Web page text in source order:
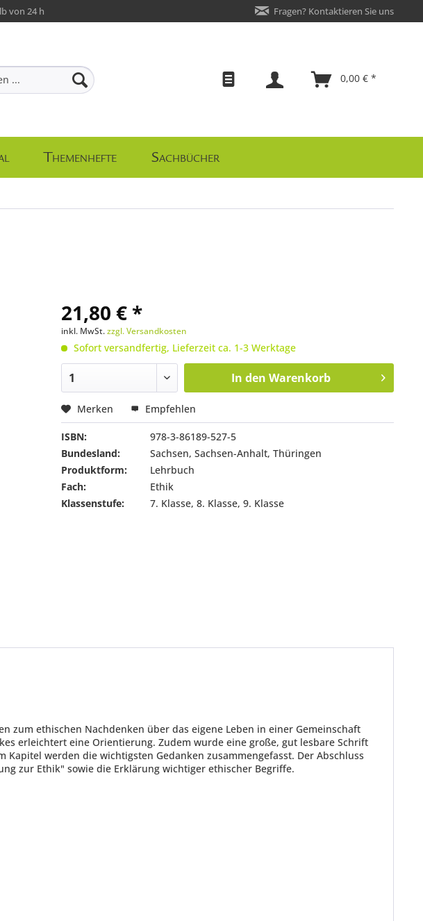
von 24 h Fragen? Kontaktieren Sie uns
0,00 € *
Themenhefte Sachbücher
21,80 € *
inkl. MwSt.zzgl. Versandkosten
Sofort versandfertig, Lieferzeit ca. 1-3 Werktage
In den Warenkorb
Merken Empfehlen
ISBN:
978-3-86189-527-5
Bundesland:
Sachsen, Sachsen-Anhalt, Thüringen
Produktform:
Lehrbuch
Fach:
Ethik
Klassenstufe:
7. Klasse, 8. Klasse, 9. Klasse
zum ethischen Nachdenken über das eigene Leben in einer Gemeinschaft
erleichtert eine Orientierung. Zudem wurde eine große, gut lesbare Schrift
werden die wichtigsten Gedanken zusammengefasst. Der Abschluss
zur Ethik" sowie die Erklärung wichtiger ethischer Begriffe.